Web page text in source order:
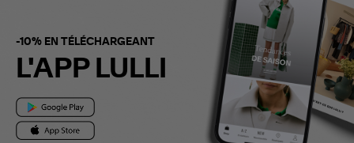
-10% EN TÉLÉCHARGEANT
L'APP LULLI